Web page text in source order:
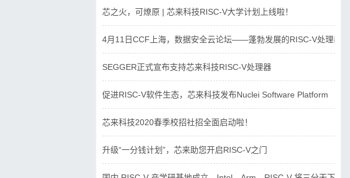
芯之火，可燎原 | 芯来科技RISC-V大学计划上线啦！
4月11日CCF上海，数据安全云论坛——蓬勃发展的RISC-V处理器
SEGGER正式宣布支持芯来科技RISC-V处理器
促进RISC-V软件生态，芯来科技发布Nuclei Software Platform
芯来科技2020春季校招社招全面启动啦！
升级“一分钱计划”，芯来助您开启RISC-V之门